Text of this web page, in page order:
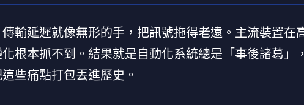
輸延遲就像無形的手，把訊號拖得老遠。主流裝置在
根本抓不到。結果就是自動化系統總是「事後諸葛」
些痛點打包丟進歷史。